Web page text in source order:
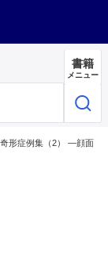
書籍
メニュー
形症例集（2） ―顔面